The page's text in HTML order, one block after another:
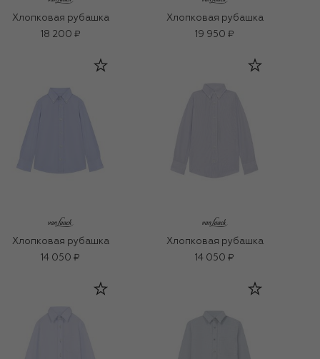
Хлопковая рубашка
18 200 ₽
Хлопковая рубашка
19 950 ₽
Хлопковая рубашка
14 050 ₽
Хлопковая рубашка
14 050 ₽